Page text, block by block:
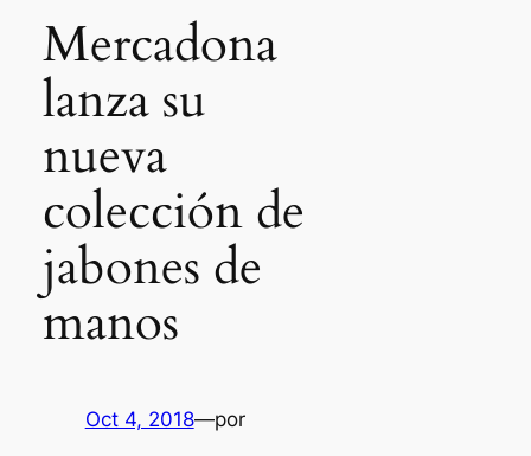
Mercadona
lanza su
nueva
colección de
jabones de
manos
Oct 4, 2018—por